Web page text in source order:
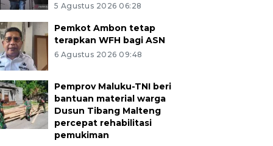
5 Agustus 2026 06:28
Pemkot Ambon tetap
terapkan WFH bagi ASN
6 Agustus 2026 09:48
Pemprov Maluku-TNI beri
bantuan material warga
Dusun Tibang Malteng
percepat rehabilitasi
pemukiman